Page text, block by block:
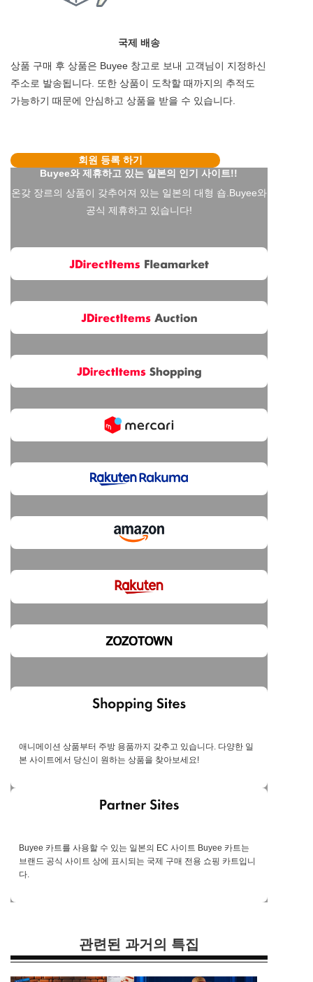
국제 배송
상품 구매 후 상품은 Buyee 창고로 보내 고객님이 지정하신
주소로 발송됩니다. 또한 상품이 도착할 때까지의 추적도
가능하기 때문에 안심하고 상품을 받을 수 있습니다.
회원 등록 하기
Buyee와 제휴하고 있는 일본의 인기 사이트!!
온갖 장르의 상품이 갖추어져 있는 일본의 대형 숍.Buyee와
공식 제휴하고 있습니다!
애니메이션 상품부터 주방 용품까지 갖추고 있습니다. 다양한 일
본 사이트에서 당신이 원하는 상품을 찾아보세요!
Buyee 카트를 사용할 수 있는 일본의 EC 사이트 Buyee 카트는
브랜드 공식 사이트 상에 표시되는 국제 구매 전용 쇼핑 카트입니
다.
관련된 과거의 특집